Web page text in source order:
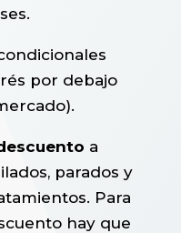
por debajo
a
parados y
Para
hay que